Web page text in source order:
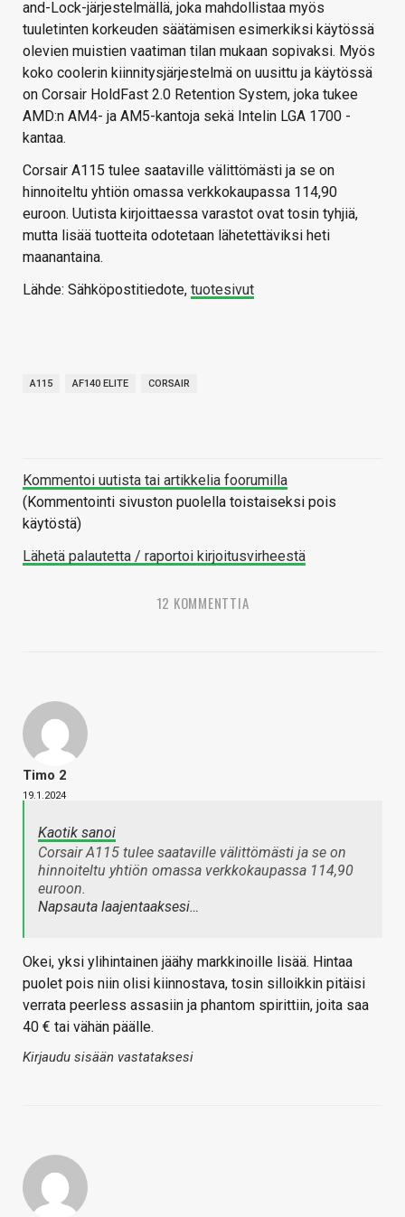
and-Lock-järjestelmällä, joka mahdollistaa myös
tuuletinten korkeuden säätämisen esimerkiksi käytössä
olevien muistien vaatiman tilan mukaan sopivaksi. Myös
koko coolerin kiinnitysjärjestelmä on uusittu ja käytössä
on Corsair HoldFast 2.0 Retention System, joka tukee
AMD:n AM4- ja AM5-kantoja sekä Intelin LGA 1700 -
kantaa.
Corsair A115 tulee saataville välittömästi ja se on
hinnoiteltu yhtiön omassa verkkokaupassa 114,90
euroon. Uutista kirjoittaessa varastot ovat tosin tyhjiä,
mutta lisää tuotteita odotetaan lähetettäviksi heti
maanantaina.
Lähde: Sähköpostitiedote, tuotesivut
A115 AF140 ELITE CORSAIR
Kommentoi uutista tai artikkelia foorumilla
(Kommentointi sivuston puolella toistaiseksi pois
käytöstä)
Lähetä palautetta / raportoi kirjoitusvirheestä
12 KOMMENTTIA
Timo 2
19.1.2024
Kaotik sanoi
Corsair A115 tulee saataville välittömästi ja se on
hinnoiteltu yhtiön omassa verkkokaupassa 114,90
euroon.
Napsauta laajentaaksesi…
Okei, yksi ylihintainen jäähy markkinoille lisää. Hintaa
puolet pois niin olisi kiinnostava, tosin silloikkin pitäisi
verrata peerless assasiin ja phantom spirittiin, joita saa
40 € tai vähän päälle.
Kirjaudu sisään vastataksesi